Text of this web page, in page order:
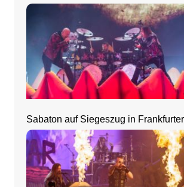
Sabaton auf Siegeszug in